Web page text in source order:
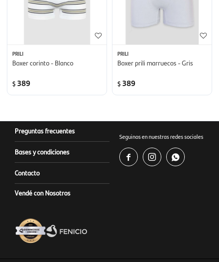
PRILI
Boxer corinto - Blanco
$ 389
PRILI
Boxer prili marruecos - Gris
$ 389
Preguntas frecuentes
Bases y condiciones
Contacto
Vendé con Nosotros
Seguinos en nuestras redes sociales
  